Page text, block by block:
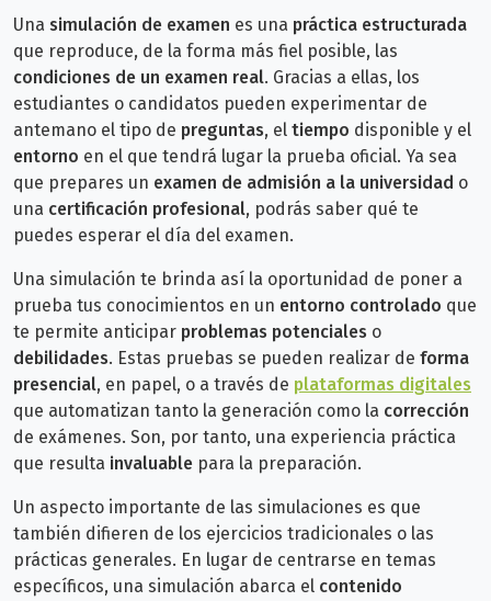
Una simulación de examen es una práctica estructurada
que reproduce, de la forma más fiel posible, las
condiciones de un examen real. Gracias a ellas, los
estudiantes o candidatos pueden experimentar de
antemano el tipo de preguntas, el tiempo disponible y el
entorno en el que tendrá lugar la prueba oficial. Ya sea
que prepares un examen de admisión a la universidad o
una certificación profesional, podrás saber qué te
puedes esperar el día del examen.
Una simulación te brinda así la oportunidad de poner a
prueba tus conocimientos en un entorno controlado que
te permite anticipar problemas potenciales o
debilidades. Estas pruebas se pueden realizar de forma
presencial, en papel, o a través de plataformas digitales
que automatizan tanto la generación como la corrección
de exámenes. Son, por tanto, una experiencia práctica
que resulta invaluable para la preparación.
Un aspecto importante de las simulaciones es que
también difieren de los ejercicios tradicionales o las
prácticas generales. En lugar de centrarse en temas
específicos, una simulación abarca el contenido